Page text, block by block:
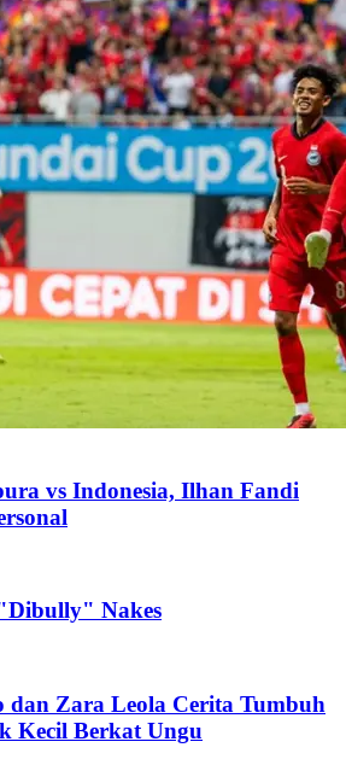
vs Indonesia, Ilhan Fandi
Nakes
dan Zara Leola Cerita Tumbuh
Kecil Berkat Ungu